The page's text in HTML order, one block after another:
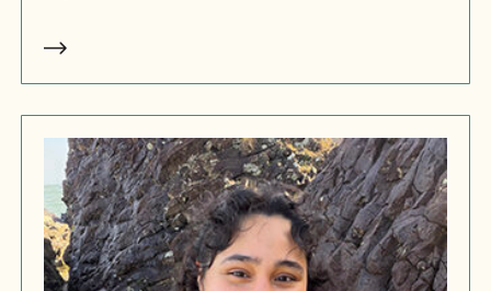
Enya Robles
Asistente de operaciones de certificación